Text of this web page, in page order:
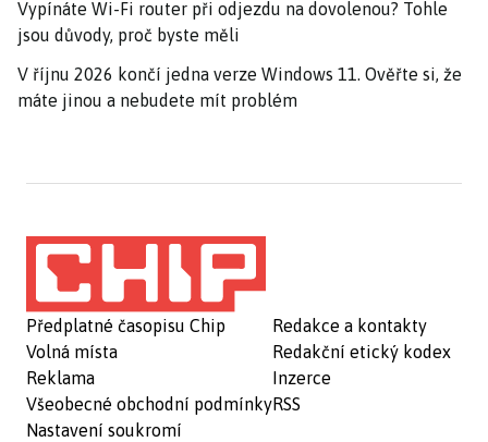
Vypínáte Wi-Fi router při odjezdu na dovolenou? Tohle
jsou důvody, proč byste měli
V říjnu 2026 končí jedna verze Windows 11. Ověřte si, že
máte jinou a nebudete mít problém
Předplatné časopisu Chip
Volná místa
Reklama
Všeobecné obchodní podmínky
Nastavení soukromí
Redakce a kontakty
Redakční etický kodex
Inzerce
RSS